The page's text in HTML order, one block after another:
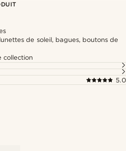
de soleil, bagues, boutons de
collection
5.0